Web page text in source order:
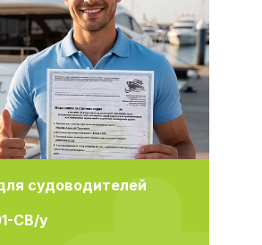
судоводителей
СВ/у